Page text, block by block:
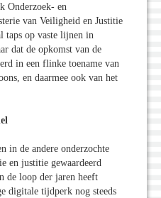
Onderzoek- en
van Veiligheid en Justitie
taps op vaste lijnen in
dat de opkomst van de
in een flinke toename van
en daarmee ook van het
in de andere onderzochte
en justitie gewaardeerd
de loop der jaren heeft
digitale tijdperk nog steeds